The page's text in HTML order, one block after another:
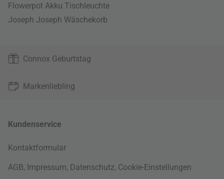
Flowerpot Akku Tischleuchte
Joseph Joseph Wäschekorb
Connox Geburtstag
Markenliebling
Kundenservice
Kontaktformular
AGB, Impressum, Datenschutz, Cookie-Einstellungen